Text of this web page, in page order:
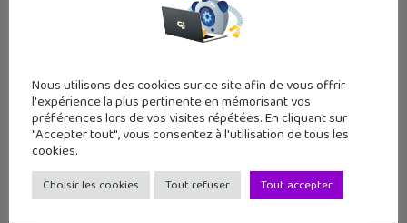
Quels cahiers de vacances (iPad /
Android) pour préparer la rentrée ?
21 juillet 2015
Nous utilisons des cookies sur ce site afin de vous offrir
l'expérience la plus pertinente en mémorisant vos
préférences lors de vos visites répétées. En cliquant sur
"Accepter tout", vous consentez à l'utilisation de tous les
cookies.
Choisir les cookies Tout refuser Tout accepter